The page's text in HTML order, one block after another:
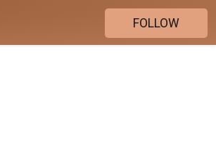
FOLLOW